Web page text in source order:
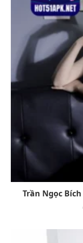
Trần Ngọc